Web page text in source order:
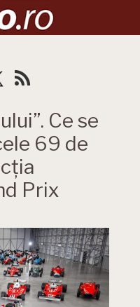
Ce se
69 de
Prix